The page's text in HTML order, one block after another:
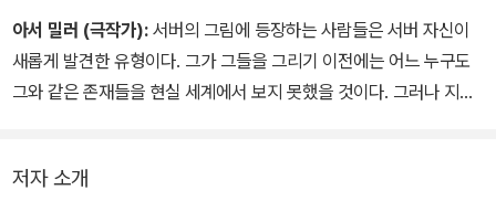
아서 밀러 (극작가): 서버의 그림에 등장하는 사람들은 서버 자신이
새롭게 발견한 유형이다. 그가 그들을 그리기 이전에는 어느 누구도
그와 같은 존재들을 현실 세계에서 보지 못했을 것이다. 그러나 지금
지도 모른다.
저자 소개